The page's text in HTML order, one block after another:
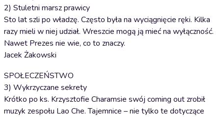
2) Stuletni marsz prawicy
Sto lat szli po władzę. Często była na wyciągnięcie ręki. Kilka
razy mieli w niej udział. Wreszcie mogą ją mieć na wyłączność.
Nawet Prezes nie wie, co to znaczy.
Jacek Żakowski
SPOŁECZEŃSTWO
3) Wykrzyczane sekrety
Krótko po ks. Krzysztofie Charamsie swój coming out zrobił
muzyk zespołu Lao Che. Tajemnice – nie tylko te dotyczące